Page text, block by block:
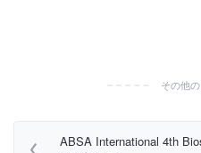
その他
ABSA International 4th